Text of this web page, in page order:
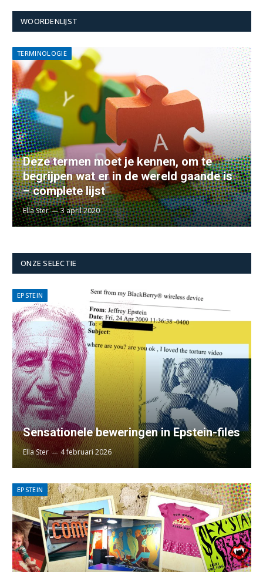
WOORDENLIJST
TERMINOLOGIE
Deze termen moet je kennen, om te
begrijpen wat er in de wereld gaande is
– complete lijst
Ella Ster 3 april 2020
ONZE SELECTIE
EPSTEIN
Sensationele beweringen in Epstein-files
Ella Ster 4 februari 2026
EPSTEIN